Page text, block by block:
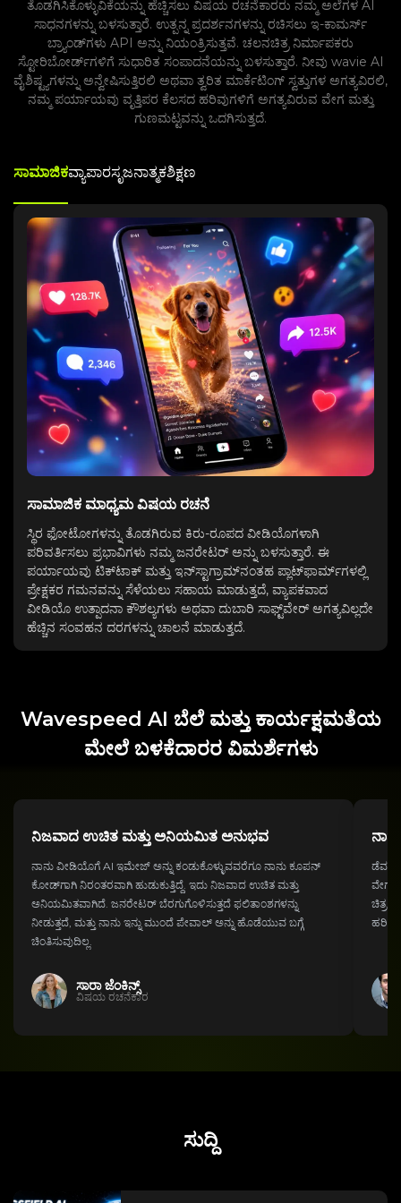
ತೊಡಗಿಸಿಕೊಳ್ಳುವಿಕೆಯನ್ನು ಹೆಚ್ಚಿಸಲು ವಿಷಯ ರಚನೆಕಾರರು ನಮ್ಮ ಅಲೆಗಳ AI
ಸಾಧನಗಳನ್ನು ಬಳಸುತ್ತಾರೆ. ಉತ್ಪನ್ನ ಪ್ರದರ್ಶನಗಳನ್ನು ರಚಿಸಲು ಇ-ಕಾಮರ್ಸ್
ಬ್ರ್ಯಾಂಡ್‌ಗಳು API ಅನ್ನು ನಿಯಂತ್ರಿಸುತ್ತವೆ. ಚಲನಚಿತ್ರ ನಿರ್ಮಾಪಕರು
ಸ್ಟೋರಿಬೋರ್ಡ್‌ಗಳಿಗೆ ಸುಧಾರಿತ ಸಂಪಾದನೆಯನ್ನು ಬಳಸುತ್ತಾರೆ. ನೀವು wavie AI
ವೈಶಿಷ್ಟ್ಯಗಳನ್ನು ಅನ್ವೇಷಿಸುತ್ತಿರಲಿ ಅಥವಾ ತ್ವರಿತ ಮಾರ್ಕೆಟಿಂಗ್ ಸ್ವತ್ತುಗಳ ಅಗತ್ಯವಿರಲಿ,
ನಮ್ಮ ಪರ್ಯಾಯವು ವೃತ್ತಿಪರ ಕೆಲಸದ ಹರಿವುಗಳಿಗೆ ಅಗತ್ಯವಿರುವ ವೇಗ ಮತ್ತು
ಗುಣಮಟ್ಟವನ್ನು ಒದಗಿಸುತ್ತದೆ.
ಸಾಮಾಜಿಕವ್ಯಾಪಾರಸೃಜನಾತ್ಮಕಶಿಕ್ಷಣ
ಸಾಮಾಜಿಕ ಮಾಧ್ಯಮ ವಿಷಯ ರಚನೆ
ಸ್ಥಿರ ಫೋಟೋಗಳನ್ನು ತೊಡಗಿರುವ ಕಿರು-ರೂಪದ ವೀಡಿಯೊಗಳಾಗಿ
ಪರಿವರ್ತಿಸಲು ಪ್ರಭಾವಿಗಳು ನಮ್ಮ ಜನರೇಟರ್ ಅನ್ನು ಬಳಸುತ್ತಾರೆ. ಈ
ಪರ್ಯಾಯವು ಟಿಕ್‌ಟಾಕ್ ಮತ್ತು ಇನ್‌ಸ್ಟಾಗ್ರಾಮ್‌ನಂತಹ ಪ್ಲಾಟ್‌ಫಾರ್ಮ್‌ಗಳಲ್ಲಿ
ಪ್ರೇಕ್ಷಕರ ಗಮನವನ್ನು ಸೆಳೆಯಲು ಸಹಾಯ ಮಾಡುತ್ತದೆ, ವ್ಯಾಪಕವಾದ
ವೀಡಿಯೊ ಉತ್ಪಾದನಾ ಕೌಶಲ್ಯಗಳು ಅಥವಾ ದುಬಾರಿ ಸಾಫ್ಟ್‌ವೇರ್ ಅಗತ್ಯವಿಲ್ಲದೇ
ಹೆಚ್ಚಿನ ಸಂವಹನ ದರಗಳನ್ನು ಚಾಲನೆ ಮಾಡುತ್ತದೆ.
Wavespeed AI ಬೆಲೆ ಮತ್ತು ಕಾರ್ಯಕ್ಷಮತೆಯ
ಮೇಲೆ ಬಳಕೆದಾರರ ವಿಮರ್ಶೆಗಳು
ನಿಜವಾದ ಉಚಿತ ಮತ್ತು ಅನಿಯಮಿತ ಅನುಭವ
ನಾನು ವೀಡಿಯೊಗೆ AI ಇಮೇಜ್ ಅನ್ನು ಕಂಡುಕೊಳ್ಳುವವರೆಗೂ ನಾನು ಕೂಪನ್
ಕೋಡ್‌ಗಾಗಿ ನಿರಂತರವಾಗಿ ಹುಡುಕುತ್ತಿದ್ದೆ. ಇದು ನಿಜವಾದ ಉಚಿತ ಮತ್ತು
ಅನಿಯಮಿತವಾಗಿದೆ. ಜನರೇಟರ್ ಬೆರಗುಗೊಳಿಸುತ್ತದೆ ಫಲಿತಾಂಶಗಳನ್ನು
ನೀಡುತ್ತದೆ, ಮತ್ತು ನಾನು ಇನ್ನು ಮುಂದೆ ಪೇವಾಲ್ ಅನ್ನು ಹೊಡೆಯುವ ಬಗ್ಗೆ
ಚಿಂತಿಸುವುದಿಲ್ಲ.
ಸಾರಾ ಜೆಂಕಿನ್ಸ್
ವಿಷಯ ರಚನೆಕಾರ
ಹರಿವಿಗೆ
ಸುದ್ದಿ